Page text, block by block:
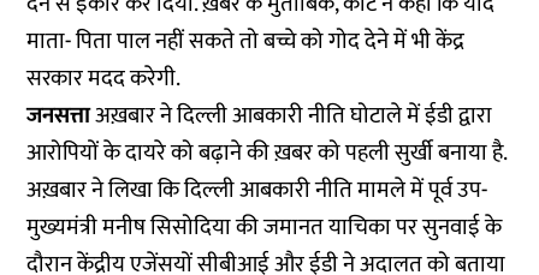
माता- पिता पाल नहीं सकते तो बच्चे को गोद देने में भी केंद्र
सरकार मदद करेगी.
जनसत्ताअख़बार ने दिल्ली आबकारी नीति घोटाले में ईडी द्वारा
आरोपियों के दायरे को बढ़ाने की ख़बर को पहली सुर्खी बनाया है.
अख़बार ने लिखा कि दिल्ली आबकारी नीति मामले में पूर्व उप-
मुख्यमंत्री मनीष सिसोदिया की जमानत याचिका पर सुनवाई के
दौरान केंद्रीय एजेंसयों सीबीआई और ईडी ने अदालत को बताया